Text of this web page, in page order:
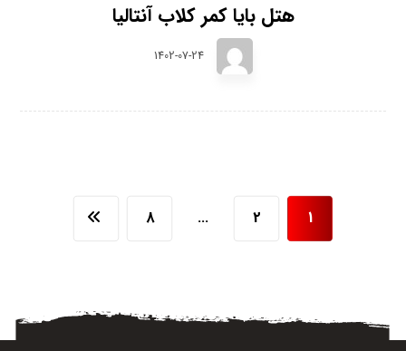
هتل بایا کمر کلاب آنتالیا
1402-07-24
1
2
…
8